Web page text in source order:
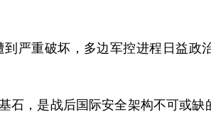
严重破坏，多边军控进程日益政
，是战后国际安全架构不可或